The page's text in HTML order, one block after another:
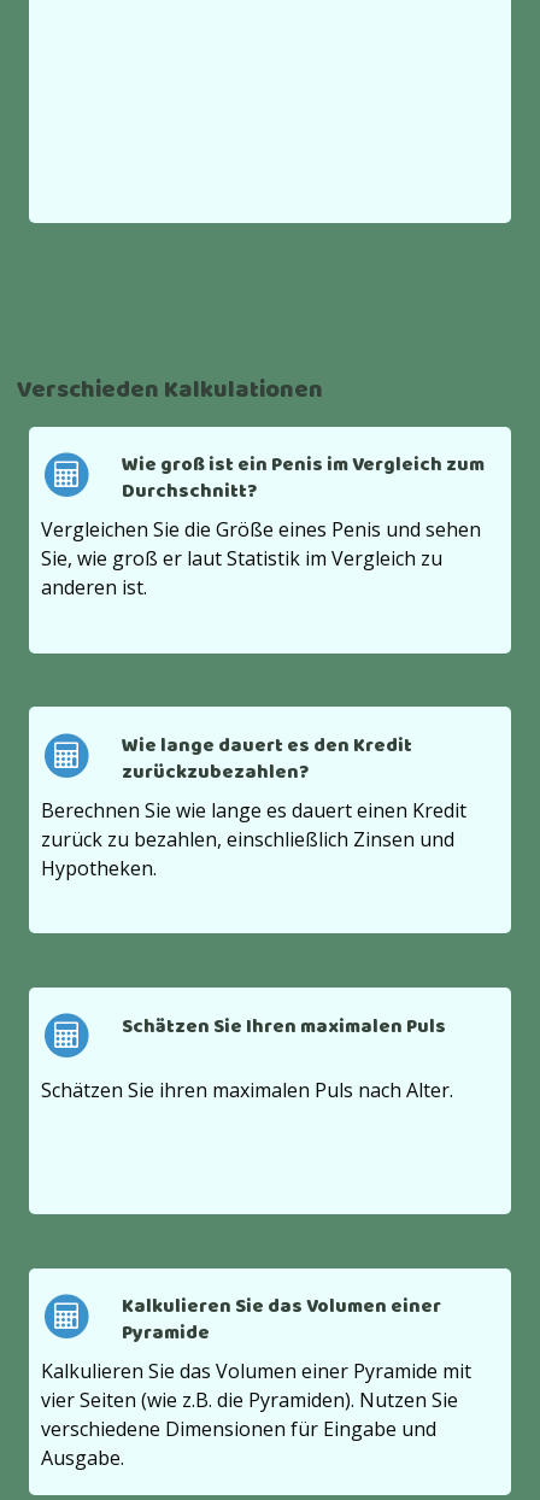
Verschieden Kalkulationen
Wie groß ist ein Penis im Vergleich zum
Durchschnitt?
Vergleichen Sie die Größe eines Penis und sehen
Sie, wie groß er laut Statistik im Vergleich zu
anderen ist.
Wie lange dauert es den Kredit
zurückzubezahlen?
Berechnen Sie wie lange es dauert einen Kredit
zurück zu bezahlen, einschließlich Zinsen und
Hypotheken.
Schätzen Sie Ihren maximalen Puls
Schätzen Sie ihren maximalen Puls nach Alter.
Kalkulieren Sie das Volumen einer
Pyramide
Kalkulieren Sie das Volumen einer Pyramide mit
vier Seiten (wie z.B. die Pyramiden). Nutzen Sie
verschiedene Dimensionen für Eingabe und
Ausgabe.